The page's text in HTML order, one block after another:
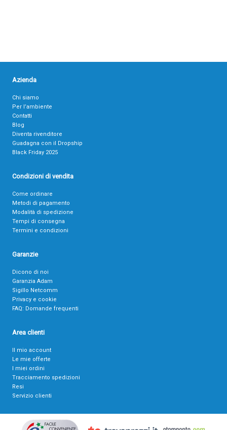
Azienda
Chi siamo
Per l’ambiente
Contatti
Blog
Diventa rivenditore
Guadagna con il Dropship
Black Friday 2025
Condizioni di vendita
Come ordinare
Metodi di pagamento
Modalità di spedizione
Tempi di consegna
Termini e condizioni
Garanzie
Dicono di noi
Garanzia Adam
Sigillo Netcomm
Privacy e cookie
FAQ: Domande frequenti
Area clienti
Il mio account
Le mie offerte
I miei ordini
Tracciamento spedizioni
Resi
Servizio clienti